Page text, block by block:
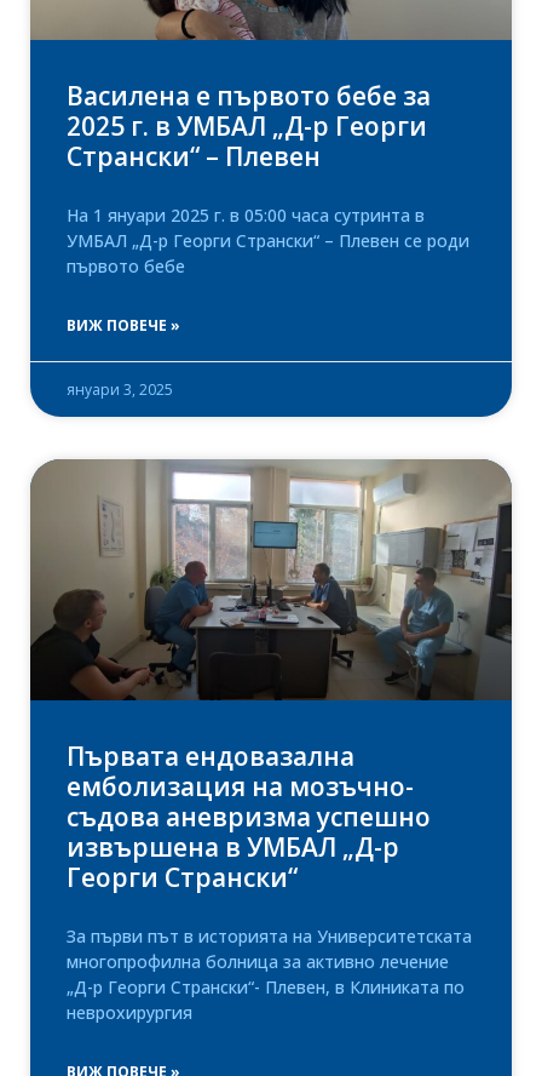
Василена е първото бебе за
2025 г. в УМБАЛ „Д-р Георги
Странски“ – Плевен
На 1 януари 2025 г. в 05:00 часа сутринта в
УМБАЛ „Д-р Георги Странски“ – Плевен се роди
първото бебе
ВИЖ ПОВЕЧЕ »
януари 3, 2025
Първата ендовазална
емболизация на мозъчно-
съдова аневризма успешно
извършена в УМБАЛ „Д-р
Георги Странски“
За първи път в историята на Университетската
многопрофилна болница за активно лечение
„Д-р Георги Странски“- Плевен, в Клиниката по
неврохирургия
ВИЖ ПОВЕЧЕ »